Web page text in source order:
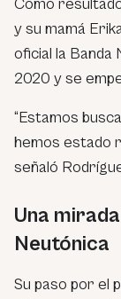
Como
y su mamá
oficial la
2020 y se
“Estamos
hemos estado
señaló
Una
Neutónica
Su paso por el